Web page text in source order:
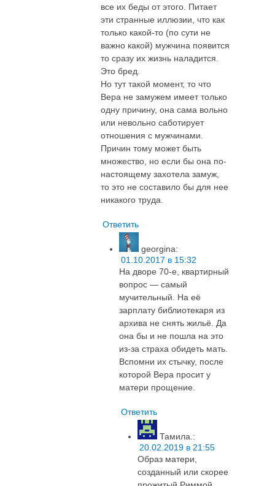
все их беды от этого. Питает
эти странные иллюзии, что как
только какой-то (по сути не
важно какой) мужчина появится
то сразу их жизнь наладится.
Это бред.
Но тут такой момент, то что
Вера не замужем имеет только
одну причину, она сама вольно
или невольно саботирует
отношения с мужчинами.
Причин тому может быть
множество, но если бы она по-
настоящему захотела замуж,
то это не составило бы для нее
никакого труда.
Ответить
georgina:
01.10.2017 в 15:32
На дворе 70-е, квартирный
вопрос — самый
мучительный. На её
зарплату библиотекаря из
архива не снять жильё. Да
она бы и не пошла на это
из-за страха обидеть мать.
Вспомни их стычку, после
которой Вера просит у
матери прощение.
Ответить
Тамила. :
20.02.2019 в 21:55
Образ матери,
созданный или скорее